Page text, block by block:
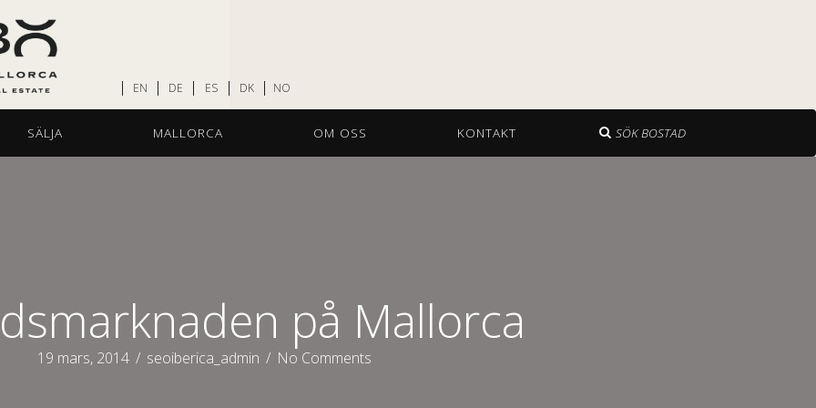
EN DE ES DK NO
SÄLJA MALLORCA OM OSS KONTAKT SÖK BOSTAD
på Mallorca
19 mars, 2014 / seoiberica_admin / No Comments